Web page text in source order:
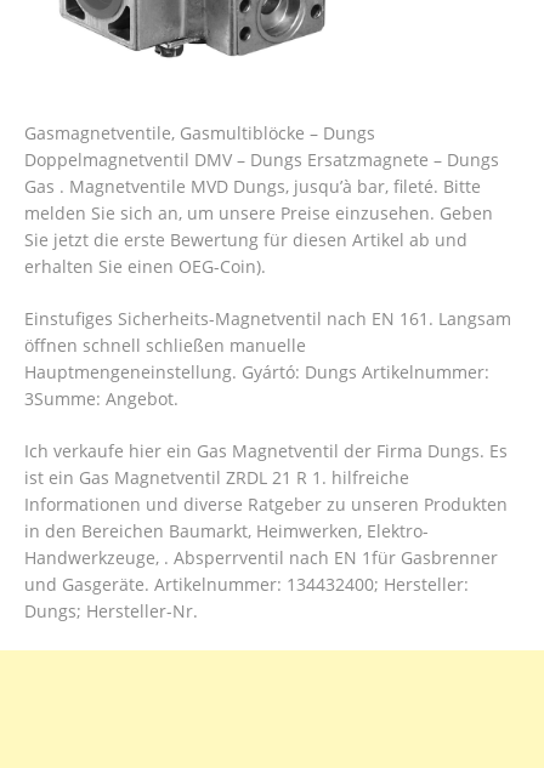
Gasmagnetventile, Gasmultiblöcke – Dungs
Doppelmagnetventil DMV – Dungs Ersatzmagnete – Dungs
Gas . Magnetventile MVD Dungs, jusqu’à bar, fileté. Bitte
melden Sie sich an, um unsere Preise einzusehen. Geben
Sie jetzt die erste Bewertung für diesen Artikel ab und
erhalten Sie einen OEG-Coin).
Einstufiges Sicherheits-Magnetventil nach EN 161. Langsam
öffnen schnell schließen manuelle
Hauptmengeneinstellung. Gyártó: Dungs Artikelnummer:
3Summe: Angebot.
Ich verkaufe hier ein Gas Magnetventil der Firma Dungs. Es
ist ein Gas Magnetventil ZRDL 21 R 1. hilfreiche
Informationen und diverse Ratgeber zu unseren Produkten
in den Bereichen Baumarkt, Heimwerken, Elektro-
Handwerkzeuge, . Absperrventil nach EN 1für Gasbrenner
und Gasgeräte. Artikelnummer: 134432400; Hersteller:
Dungs; Hersteller-Nr.